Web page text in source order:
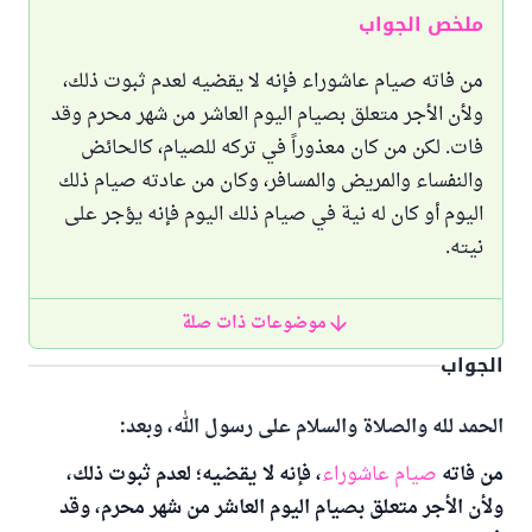
ملخص الجواب
من فاته صيام عاشوراء فإنه لا يقضيه لعدم ثبوت ذلك،
ولأن الأجر متعلق بصيام اليوم العاشر من شهر محرم وقد
فات. لكن من كان معذوراً في تركه للصيام، كالحائض
والنفساء والمريض والمسافر، وكان من عادته صيام ذلك
اليوم أو كان له نية في صيام ذلك اليوم فإنه يؤجر على
نيته.
موضوعات ذات صلة
الجواب
الحمد لله والصلاة والسلام على رسول الله، وبعد:
من فاته صيام عاشوراء، فإنه لا يقضيه؛ لعدم ثبوت ذلك،
ولأن الأجر متعلق بصيام اليوم العاشر من شهر محرم، وقد